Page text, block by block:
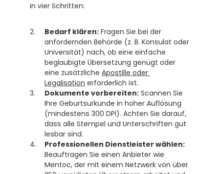
in vier Schritten:
Bedarf klären: Fragen Sie bei der
anfordernden Behörde (z. B. Konsulat oder
Universität) nach, ob eine einfache
beglaubigte Übersetzung genügt oder
eine zusätzliche Apostille oder
Legalisation erforderlich ist.
Dokumente vorbereiten: Scannen Sie
Ihre Geburtsurkunde in hoher Auflösung
(mindestens 300 DPI). Achten Sie darauf,
dass alle Stempel und Unterschriften gut
lesbar sind.
Professionellen Dienstleister wählen:
Beauftragen Sie einen Anbieter wie
Mentoc, der mit einem Netzwerk von über